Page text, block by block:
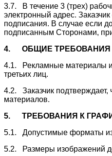
3.7. В течение 3 (трех)
электронный адрес.
подписания. В случае если
подписанным Сторонами, при
4. ОБЩИЕ ТРЕБОВАНИЯ
4.1. Рекламные материалы и
третьих лиц.
4.2. Заказчик подтверждает,
материалов.
5. ТРЕБОВАНИЯ К
5.1. Допустимые форматы
5.2. Размеры изображений